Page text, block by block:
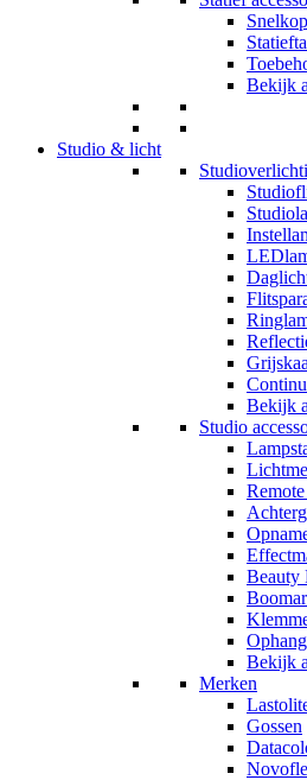
Bekijk
Studio & licht
Bekijk
Studio
Beauty
Bekijk
Merken
Gossen